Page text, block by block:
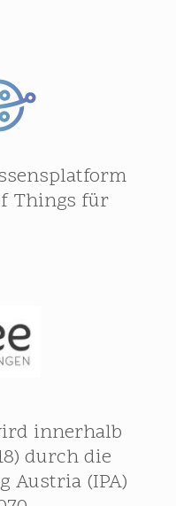
Things für
innerhalb
durch die
Austria (IPA)